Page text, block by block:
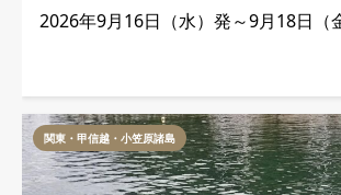
2026年9月16日（水）発～9月18日（
関東・甲信越・小笠原諸島